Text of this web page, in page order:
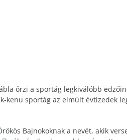
őrzi a sportág legkiválóbb
kenu sportág az elmúlt évtizedek
Bajnokoknak a nevét, akik